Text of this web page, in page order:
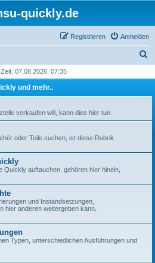
quickly.de
Anmelden
Registrieren
h
07.08.2026, 07:35
und mehr..
verkaufen will, kann dies hier tun.
oder Teile suchen, ist diese Rubrik
Quickly auftauchen, gehören hier hinein,
und Instandsetzungen,
hier anderen weitergeben kann.
Typen, unterschiedlichen Ausführungen und